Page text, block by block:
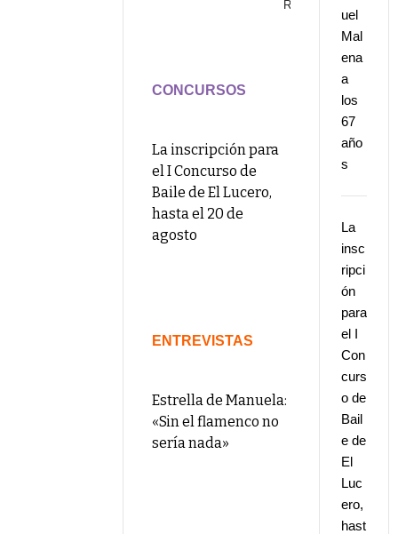
Rojo
CONCURSOS
La inscripción para
el I Concurso de
Baile de El Lucero,
hasta el 20 de
agosto
ENTREVISTAS
Estrella de Manuela:
«Sin el flamenco no
sería nada»
uel
Mal
ena
a
los
67
año
s
La
insc
ripci
ón
para
el I
Con
curs
o de
Bail
e de
El
Luc
ero,
hast